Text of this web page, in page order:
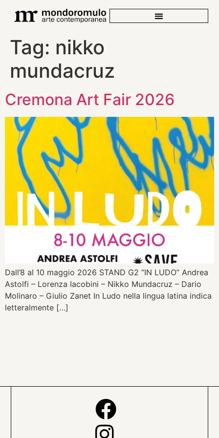
Tag: nikko
mundacruz
Cremona Art Fair 2026
Dall’8 al 10 maggio 2026 STAND G2 “IN LUDO” Andrea
Astolfi – Lorenza Iacobini – Nikko Mundacruz – Dario
Molinaro – Giulio Zanet In Ludo nella lingua latina indica
letteralmente […]